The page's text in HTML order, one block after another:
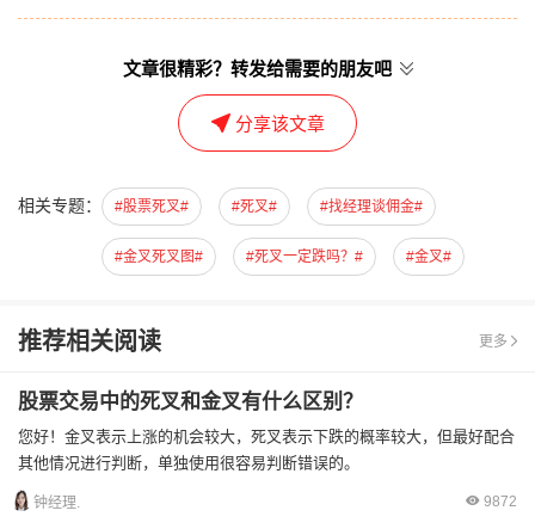
文章很精彩？转发给需要的朋友吧
分享该文章
相关专题： #股票死叉# #死叉# #找经理谈佣金#
#金叉死叉图# #死叉一定跌吗？# #金叉#
推荐相关阅读 更多
股票交易中的死叉和金叉有什么区别？
您好！金叉表示上涨的机会较大，死叉表示下跌的概率较大，但最好配合
其他情况进行判断，单独使用很容易判断错误的。
钟经理. 9872